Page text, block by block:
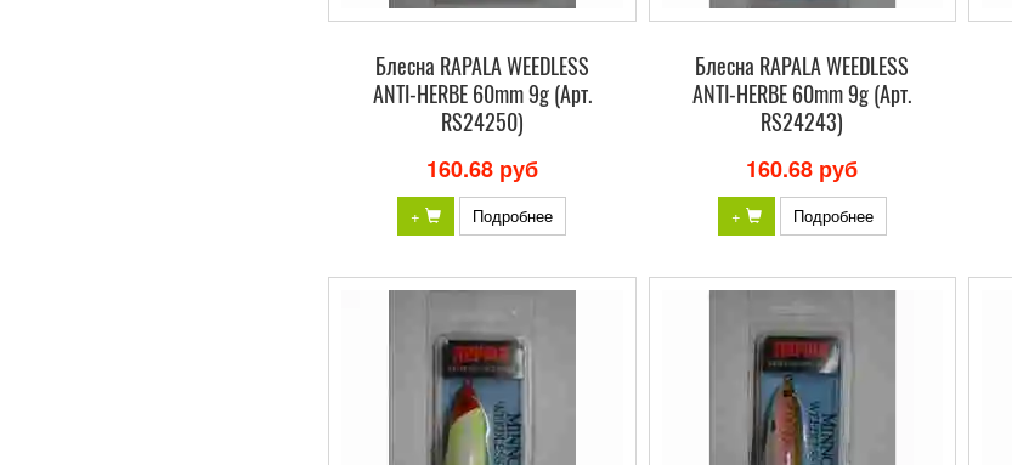
Блесна RAPALA WEEDLESS
ANTI-HERBE 60mm 9g (Арт.
RS24250)
160.68 руб
+ Подробнее
Блесна RAPALA WEEDLESS
ANTI-HERBE 60mm 9g (Арт.
RS24243)
160.68 руб
+ Подробнее